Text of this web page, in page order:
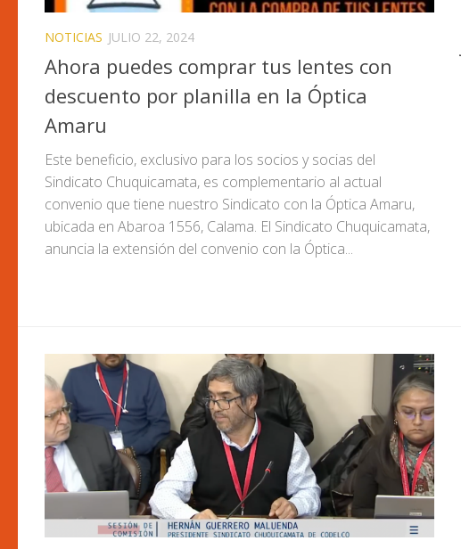
NOTICIAS JULIO 22, 2024
Ahora puedes comprar tus lentes con
descuento por planilla en la Óptica
Amaru
Este beneficio, exclusivo para los socios y socias del
Sindicato Chuquicamata, es complementario al actual
convenio que tiene nuestro Sindicato con la Óptica Amaru,
ubicada en Abaroa 1556, Calama. El Sindicato Chuquicamata,
anuncia la extensión del convenio con la Óptica...